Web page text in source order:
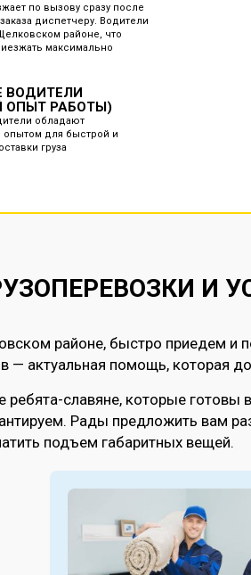
по вызову сразу после
диспетчеру. Водители
районе, что
максимально
ВОДИТЕЛИ
ОПЫТ РАБОТЫ)
обладают
опытом для быстрой и
груза
И
районе, быстро приедем
— актуальная помощь, которая
славяне, которые готовы
Рады предложить вам
подъем габаритных вещей.